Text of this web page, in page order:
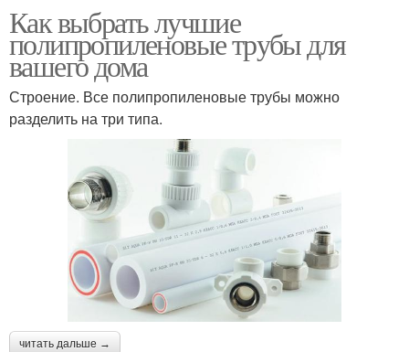
Как выбрать лучшие
полипропиленовые трубы для
вашего дома
Строение. Все полипропиленовые трубы можно
разделить на три типа.
читать дальше →